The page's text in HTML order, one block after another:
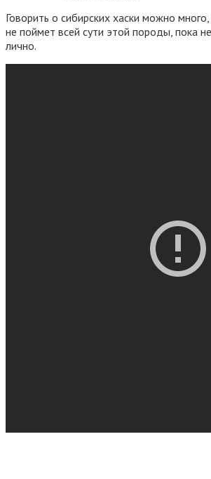
Говорить о сибирских хаски можно
не поймет всей сути этой породы, пока
лично.